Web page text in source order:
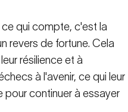
qui compte, c'est la
revers de fortune. Cela
résilience et à
à l'avenir, ce qui leur
pour continuer à essayer